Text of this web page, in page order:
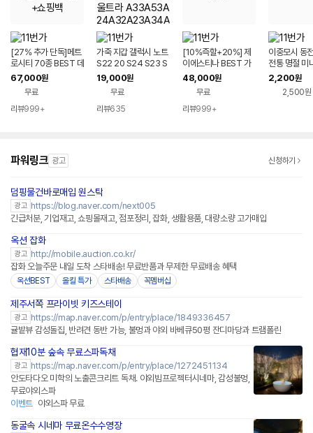
[27% 추가 단독]메트
로시티 70종 BEST 데
일리 가방/지갑 추천!
+쇼핑백
67,000원
무료
리뷰999+
가죽 지갑 갤럭시 노트
S22 20 S24 S23 S
21 S10+5G S20FE
플러스 울트라 A33A
53A24A32A23A3
4A25A35 핸드폰
19,000원
무료
리뷰635
[10%즉할+20%] 제
이에스티나 BEST 가
방/지갑/ACC
48,000원
무료
리뷰999+
이중모시 동
전통 명절 미
동
2,200원
2,500원
파워링크 광고 신청하기
덤핑물건바로매입 원스탁
광고 https://blog.naver.com/next005
긴급처분, 기업재고, 쇼핑몰재고, 점포정리, 잡화, 생활용품, 대량소량 고가매입
옥션 잡화
광고 http://mobile.auction.co.kr/
잡화 오늘주문 내일 도착 스타배송! 무료반품과 무제한 무료배송 혜택
옥션BEST 올킬 특가 스타배송 꼭멤버십
제주서쪽 프라이빗 키즈스테이
광고 https://map.naver.com/p/entry/place/1849336457
귤밭뷰 감성돌집, 반려견 동반 가능, 불멍과 야외 바베큐50평 잔디마당과 트램폴린
협재10분 숲속 무료스파독채
광고 https://map.naver.com/p/entry/place/1272451134
안도타다오 미학의 노출콘크리트 독채. 야외빔프로젝터시네마, 감성불멍,
무료야외스파
이벤트 야외스파 무료
동굴속 시네마 무료온수수영장